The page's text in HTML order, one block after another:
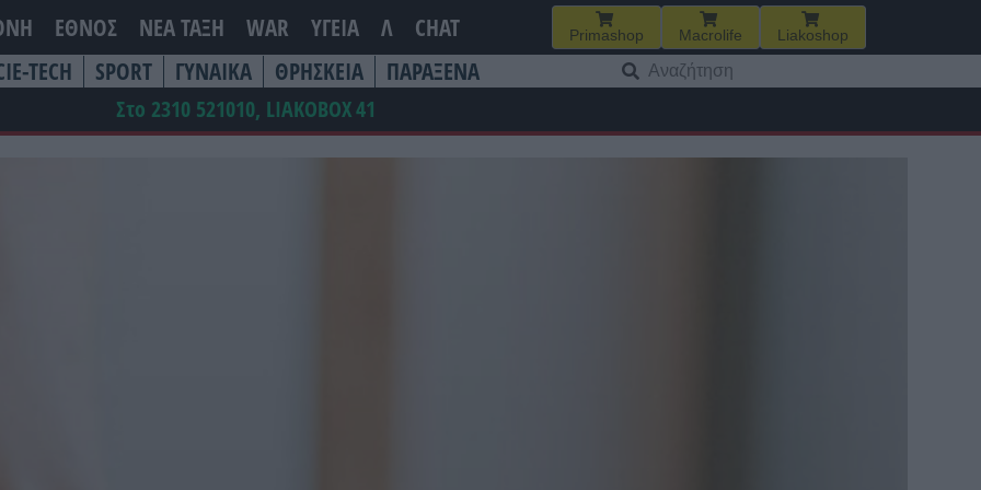
ΕΘΝΟΣ ΝΕΑ ΤΆΞΗ WAR ΥΓΕΙΑ Λ CHAT Primashop Macrolife Liakoshop
TECH SPORT ΓΥΝΑΙΚΑ ΘΡΗΣΚΕΙΑ ΠΑΡΑΞΕΝΑ
για:
Στο 2310 521010, LIAKOBOX41